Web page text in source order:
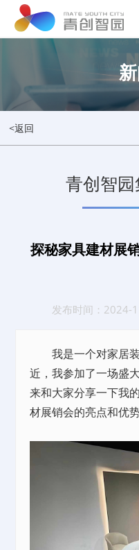
<返回
青创智
探秘家具建材展
发布时间：2024-
我是一个对家居装
近，我参加了一场盛
来和大家分享一下我
材展销会的亮点和优势